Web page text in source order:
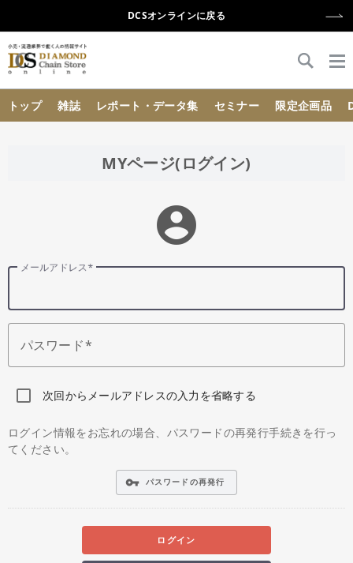
DCSオンラインに戻る
トップ 雑誌 レポート・データ集 セミナー 限定企画品
MYページ(ログイン)
account_circle
メールアドレス
パスワード
次回からメールアドレスの入力を省略する
ログイン情報をお忘れの場合、パスワードの再発行手続きを行っ
てください。
vpn_key パスワードの再発行
ログイン